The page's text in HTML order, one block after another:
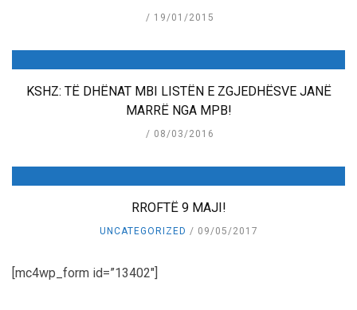
19/01/2015
KSHZ: TË DHËNAT MBI LISTËN E ZGJEDHËSVE JANË
MARRË NGA MPB!
08/03/2016
RROFTË 9 MAJI!
UNCATEGORIZED 09/05/2017
[mc4wp_form id=”13402″]